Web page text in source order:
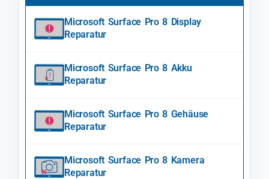
Microsoft Surface Pro 8 Display
Reparatur
Microsoft Surface Pro 8 Akku
Reparatur
Microsoft Surface Pro 8 Gehäuse
Reparatur
Microsoft Surface Pro 8 Kamera
Reparatur